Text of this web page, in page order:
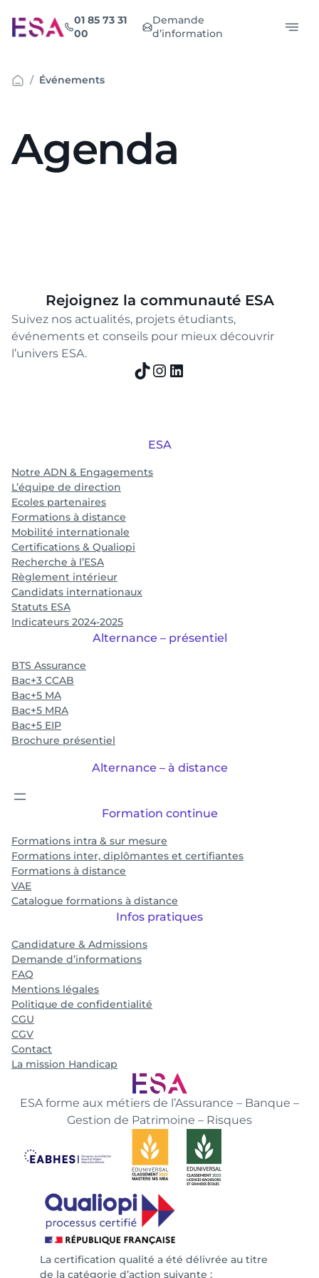
au
contenu
01 85 73 31
00
Demande
d’information
Événements
Agenda
Rejoignez la communauté ESA
Suivez nos actualités, projets étudiants,
événements et conseils pour mieux découvrir
l’univers ESA.
TikTok
Instagram
LinkedIn
ESA forme aux métiers de l’Assurance – Banque –
Gestion de Patrimoine – Risques
La certification qualité a été délivrée au titre
de la catégorie d’action suivante :
ESA
Notre ADN & Engagements
L’équipe de direction
Ecoles partenaires
Formations à distance
Mobilité internationale
Certifications & Qualiopi
Recherche à l’ESA
Règlement intérieur
Candidats internationaux
Statuts ESA
Indicateurs 2024-2025
Alternance – présentiel
BTS Assurance
Bac+3 CCAB
Bac+5 MA
Bac+5 MRA
Bac+5 EIP
Brochure présentiel
Alternance – à distance
Formation continue
Formations intra & sur mesure
Formations inter, diplômantes et certifiantes
Formations à distance
VAE
Catalogue formations à distance
Infos pratiques
Candidature & Admissions
Demande d’informations
FAQ
Mentions légales
Politique de confidentialité
CGU
CGV
Contact
La mission Handicap